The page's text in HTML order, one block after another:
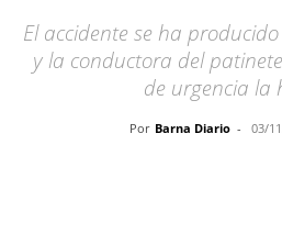
El accidente se ha
y la conductora del
de urgencia la
Por Barna Diario - 03/